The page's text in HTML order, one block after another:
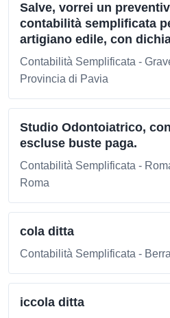
Salve, vorrei un
contabilità semplificata
artigiano edile, con
Contabilità Semplificata -
Provincia di Pavia
Studio Odontoiatrico,
escluse buste paga.
Contabilità Semplificata -
Roma
cola ditta
Contabilità Semplificata -
iccola ditta